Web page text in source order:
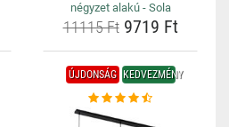
négyzet alakú - Sola
11115 Ft9719 Ft
ÚJDONSÁG KEDVEZMÉNY